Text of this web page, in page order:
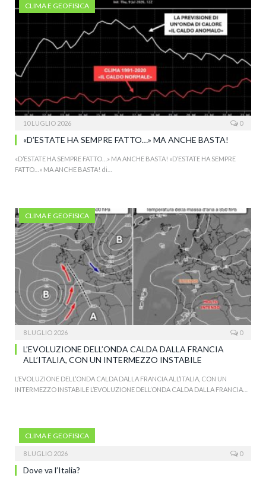
CLIMA E GEOFISICA
10 LUGLIO 2026 0
«D’ESTATE HA SEMPRE FATTO…» MA ANCHE BASTA!
«D’ESTATE HA SEMPRE FATTO…» MA ANCHE BASTA! «D’ESTATE HA SEMPRE
FATTO…» MA ANCHE BASTA! di…
CLIMA E GEOFISICA
8 LUGLIO 2026 0
L’EVOLUZIONE DELL’ONDA CALDA DALLA FRANCIA
ALL’ITALIA, CON UN INTERMEZZO INSTABILE
L’EVOLUZIONE DELL’ONDA CALDA DALLA FRANCIA ALL’ITALIA, CON UN
INTERMEZZO INSTABILE L’EVOLUZIONE DELL’ONDA CALDA DALLA FRANCIA…
CLIMA E GEOFISICA
8 LUGLIO 2026 0
Dove va l’Italia?